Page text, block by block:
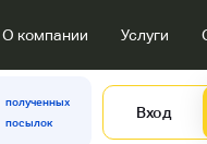
О компании Услуги
полученных
посылок
Вход